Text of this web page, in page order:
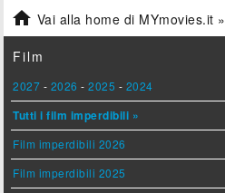
 Vai alla home di MYmovies.it »
Film
2027 - 2026 -2025 - 2024
Tutti i film imperdibili »
Film imperdibili 2026
Film imperdibili 2025